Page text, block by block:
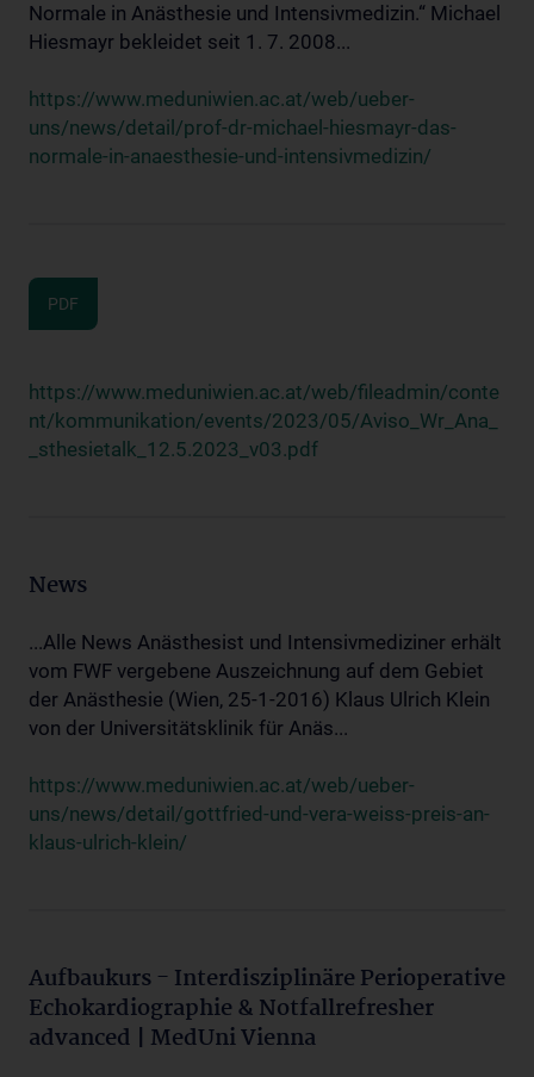
Normale in Anästhesie und Intensivmedizin.“ Michael
Hiesmayr bekleidet seit 1. 7. 2008...
https://www.meduniwien.ac.at/web/ueber-
uns/news/detail/prof-dr-michael-hiesmayr-das-
normale-in-anaesthesie-und-intensivmedizin/
PDF
https://www.meduniwien.ac.at/web/fileadmin/conte
nt/kommunikation/events/2023/05/Aviso_Wr_Ana_
_sthesietalk_12.5.2023_v03.pdf
News
...Alle News Anästhesist und Intensivmediziner erhält
vom FWF vergebene Auszeichnung auf dem Gebiet
der Anästhesie (Wien, 25-1-2016) Klaus Ulrich Klein
von der Universitätsklinik für Anäs...
https://www.meduniwien.ac.at/web/ueber-
uns/news/detail/gottfried-und-vera-weiss-preis-an-
klaus-ulrich-klein/
Aufbaukurs - Interdisziplinäre Perioperative
Echokardiographie & Notfallrefresher
advanced | MedUni Vienna